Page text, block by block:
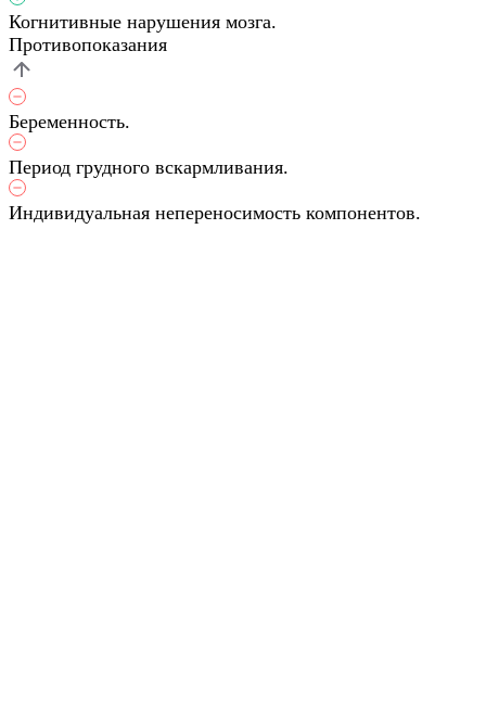
Когнитивные нарушения мозга.
Противопоказания
Беременность.
Период грудного вскармливания.
Индивидуальная непереносимость компонентов.